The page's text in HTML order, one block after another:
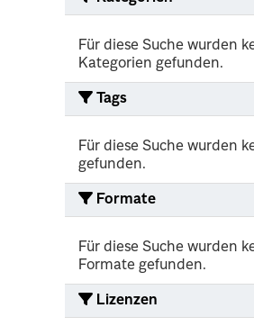
Für diese Suche wurden
Kategorien gefunden.
Tags
Für diese Suche wurden
gefunden.
Formate
Für diese Suche wurden
Formate gefunden.
Lizenzen